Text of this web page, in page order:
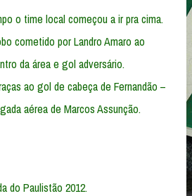
o time local começou a ir pra cima.
cometido por Landro Amaro ao
da área e gol adversário.
ao gol de cabeça de Fernandão –
aérea de Marcos Assunção.
do Paulistão 2012.